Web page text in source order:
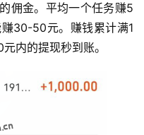
佣金。平均一个任务赚5
30-50元。赚钱累计满1
内的提现秒到账。